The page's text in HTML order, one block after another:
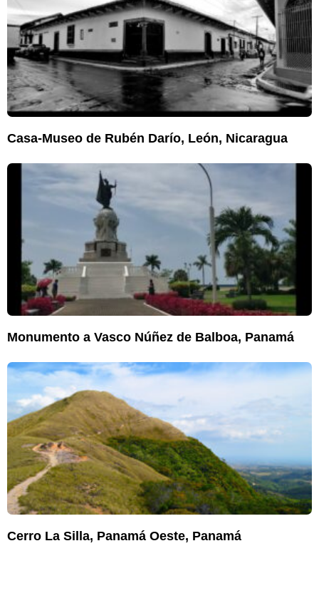
Casa-Museo de Rubén Darío, León, Nicaragua
Monumento a Vasco Núñez de Balboa, Panamá
Cerro La Silla, Panamá Oeste, Panamá